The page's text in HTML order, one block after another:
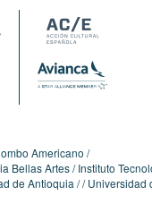
Americano
Bellas Artes Instituto
de Antioquia Universidad